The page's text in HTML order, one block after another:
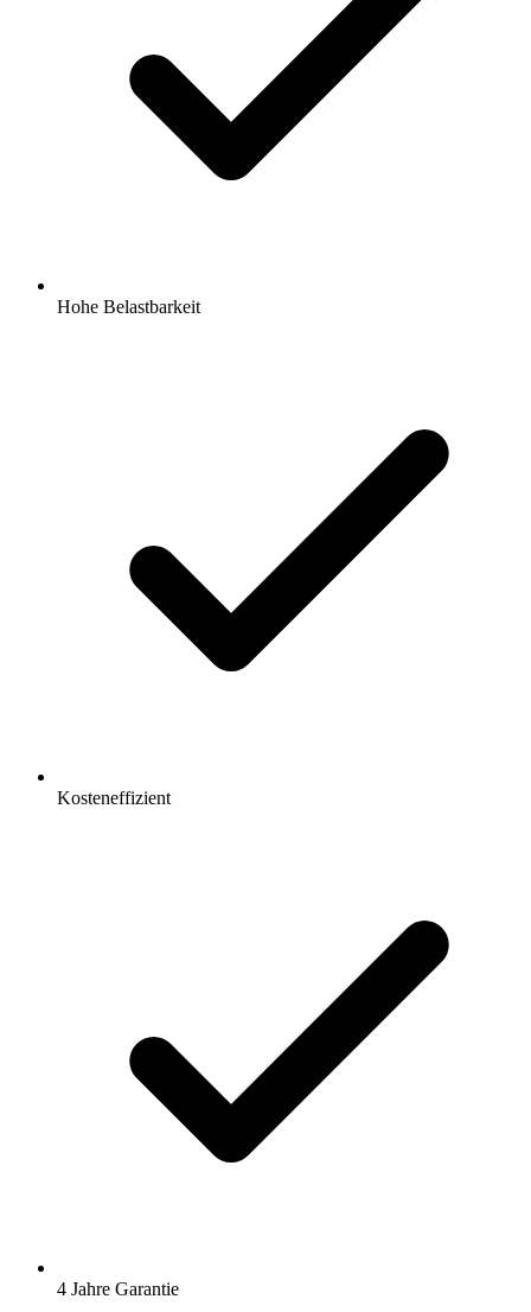
Hohe Belastbarkeit
Kosteneffizient
4 Jahre Garantie